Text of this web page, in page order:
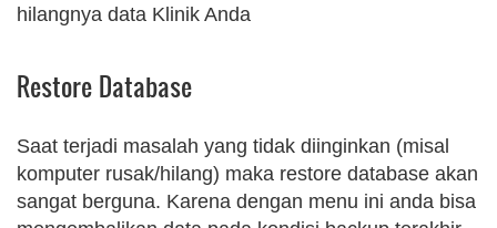
hilangnya data Klinik Anda
Restore Database
Saat terjadi masalah yang tidak diinginkan (misal
komputer rusak/hilang) maka restore database akan
sangat berguna. Karena dengan menu ini anda bisa